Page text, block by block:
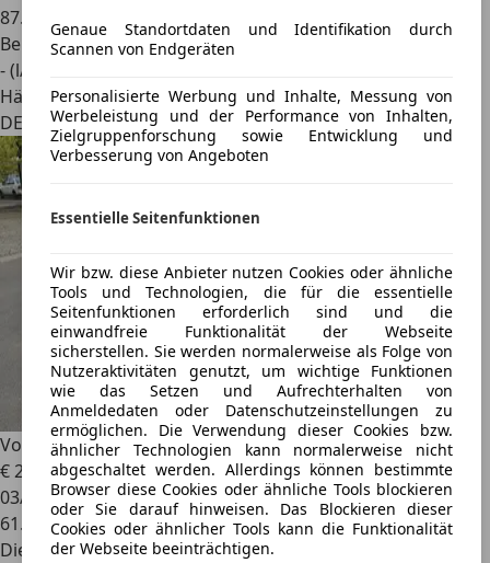
Genaue Standortdaten und Identifikation durch
Scannen von Endgeräten
Personalisierte Werbung und Inhalte, Messung von
Werbeleistung und der Performance von Inhalten,
Zielgruppenforschung sowie Entwicklung und
Verbesserung von Angeboten
Essentielle Seitenfunktionen
Wir bzw. diese Anbieter nutzen Cookies oder ähnliche
Tools und Technologien, die für die essentielle
Seitenfunktionen erforderlich sind und die
einwandfreie Funktionalität der Webseite
sicherstellen. Sie werden normalerweise als Folge von
Nutzeraktivitäten genutzt, um wichtige Funktionen
wie das Setzen und Aufrechterhalten von
Anmeldedaten oder Datenschutzeinstellungen zu
ermöglichen. Die Verwendung dieser Cookies bzw.
ähnlicher Technologien kann normalerweise nicht
abgeschaltet werden. Allerdings können bestimmte
Browser diese Cookies oder ähnliche Tools blockieren
oder Sie darauf hinweisen. Das Blockieren dieser
Cookies oder ähnlicher Tools kann die Funktionalität
der Webseite beeinträchtigen.
87.000 km
Benzin
- (l/100 km)
Händler
DE 55252
Volvo C70Cabrio D4 Summum 1. Hand Scheckheft Volvo
€ 22.500
03/2011
61.700 km
Diesel